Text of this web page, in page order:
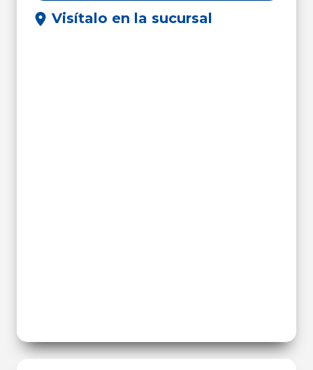
Visítalo en la sucursal